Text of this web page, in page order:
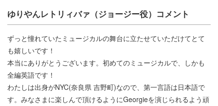
ゆりやんレトリィバァ（ジョージー役）コメント
ずっと憧れていたミュージカルの舞台に立たせていただけてとて
も嬉しいです！
本当にありがとうございます。初めてのミュージカルで、しかも
全編英語です！
わたしは出身がNYC(奈良県 吉野町)なので、第一言語は日本語で
す。みなさまに楽しんで頂けるようにGeorgieを演じられるよう頑